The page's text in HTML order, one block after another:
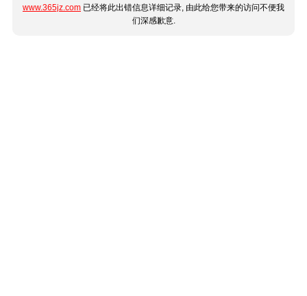
www.365jz.com 已经将此出错信息详细记录, 由此给您带来的访问不便我
们深感歉意.